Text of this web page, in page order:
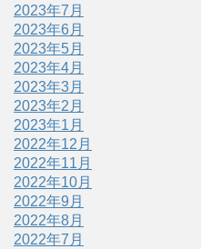
2023年7月
2023年6月
2023年5月
2023年4月
2023年3月
2023年2月
2023年1月
2022年12月
2022年11月
2022年10月
2022年9月
2022年8月
2022年7月